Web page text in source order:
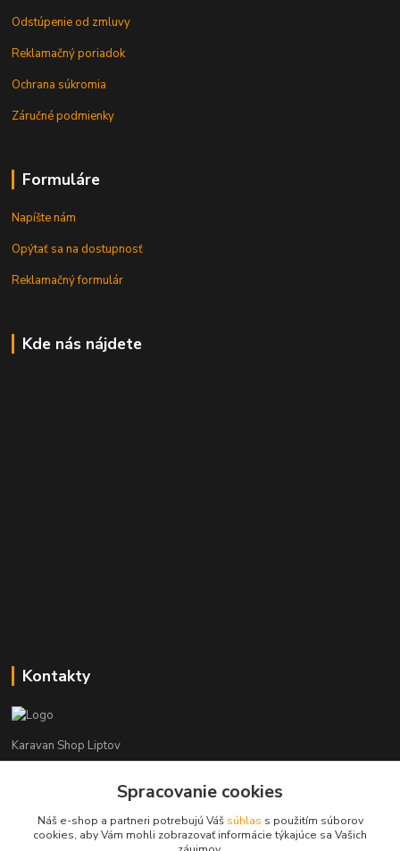
Odstúpenie od zmluvy
Reklamačný poriadok
Ochrana súkromia
Záručné podmienky
Formuláre
Napíšte nám
Opýtať sa na dostupnosť
Reklamačný formulár
Kde nás nájdete
Kontakty
Karavan Shop Liptov
+421 903 626 885
info@karavanshopliptov.sk
Spracovanie cookies
Náš e-shop a partneri potrebujú Váš súhlas s použitím súborov
cookies, aby Vám mohli zobrazovať informácie týkajúce sa Vašich